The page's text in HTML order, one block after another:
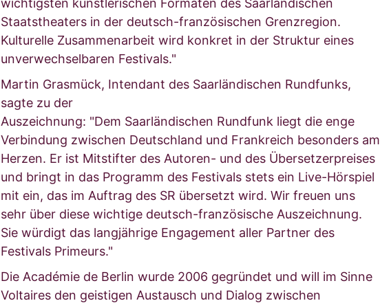
wichtigsten künstlerischen Formaten des Saarländischen
Staatstheaters in der deutsch-französischen Grenzregion.
Kulturelle Zusammenarbeit wird konkret in der Struktur eines
unverwechselbaren Festivals."
Martin Grasmück, Intendant des Saarländischen Rundfunks,
sagte zu der
Auszeichnung: "Dem Saarländischen Rundfunk liegt die enge
Verbindung zwischen Deutschland und Frankreich besonders am
Herzen. Er ist Mitstifter des Autoren- und des Übersetzerpreises
und bringt in das Programm des Festivals stets ein Live-Hörspiel
mit ein, das im Auftrag des SR übersetzt wird. Wir freuen uns
sehr über diese wichtige deutsch-französische Auszeichnung.
Sie würdigt das langjährige Engagement aller Partner des
Festivals Primeurs."
Die Académie de Berlin wurde 2006 gegründet und will im Sinne
Voltaires den geistigen Austausch und Dialog zwischen